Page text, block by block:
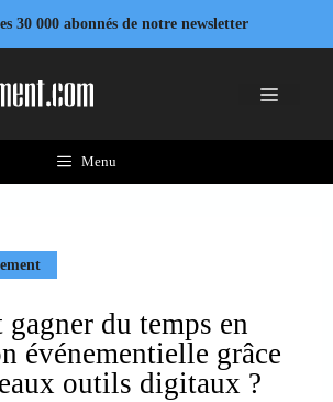
30 000 abonnés de notre newsletter
Menu
Menu
gagner du temps en
événementielle grâce
outils digitaux ?